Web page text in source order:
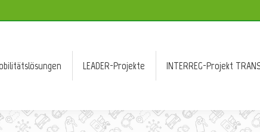
LEADER-Projekte INTERREG-Projekt